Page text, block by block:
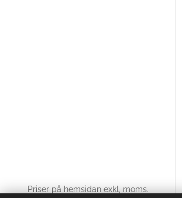
Priser på hemsidan exkl, moms.